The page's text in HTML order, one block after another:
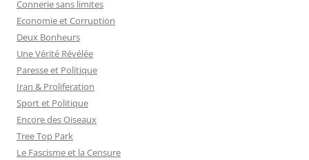
Connerie sans limites
Economie et Corruption
Deux Bonheurs
Une Vérité Révélée
Paresse et Politique
Iran & Proliferation
Sport et Politique
Encore des Oiseaux
Tree Top Park
Le Fascisme et la Censure